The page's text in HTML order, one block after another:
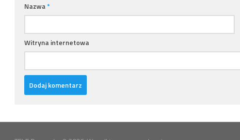
Nazwa*
Witryna internetowa